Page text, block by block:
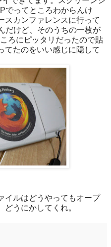
でってところわからんけ
スカンファレンスに行って
だけど、そのうちの一枚が
ろにピッタリだったので貼
てたのをいい感じに隠して
イルはどうやってもオープ
どうにかしてくれ。